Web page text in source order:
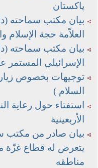
ما ورد في خطبة
في كربلاء المقدسة
) بعد سيطرة
نينوى وصلاح الدين
المحافظات
بيان صادر من مكتب
- في النجف الأشرف
محافظة نينوى
پاكستان
بيان مكتب سماحته
العلاّمة حجة
بيان مكتب سماحته
الإسرائيلي المستمر
توجيهات بخصوص
السلام )
استفتاء حول رعاية
الأربعينية
بيان صادر من مكتب
يتعرض له قطاع
مناطقه